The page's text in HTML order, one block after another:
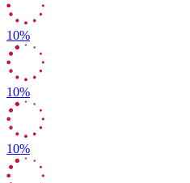
10%
10%
10%